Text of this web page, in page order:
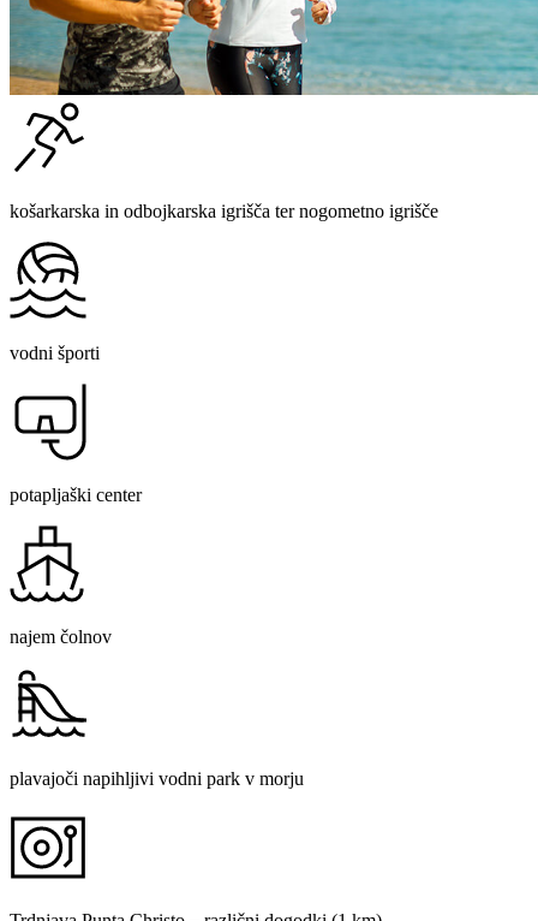
košarkarska in odbojkarska igrišča ter nogometno igrišče
vodni športi
potapljaški center
najem čolnov
plavajoči napihljivi vodni park v morju